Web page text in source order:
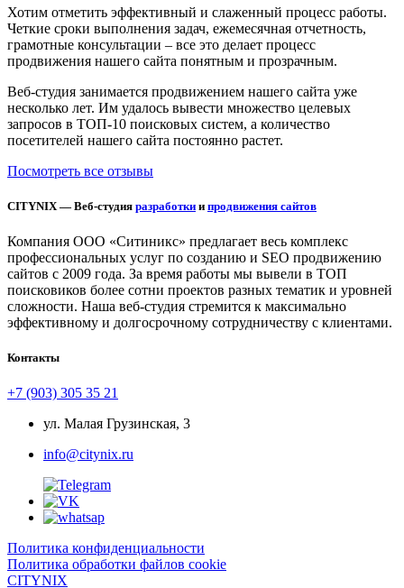
Хотим отметить эффективный и слаженный процесс работы.
Четкие сроки выполнения задач, ежемесячная отчетность,
грамотные консультации – все это делает процесс
продвижения нашего сайта понятным и прозрачным.
Веб-студия занимается продвижением нашего сайта уже
несколько лет. Им удалось вывести множество целевых
запросов в ТОП-10 поисковых систем, а количество
посетителей нашего сайта постоянно растет.
Посмотреть все отзывы
CITYNIX — Веб-студия разработки и продвижения сайтов
Компания ООО «Ситиникс» предлагает весь комплекс
профессиональных услуг по созданию и SEO продвижению
сайтов с 2009 года. За время работы мы вывели в ТОП
поисковиков более сотни проектов разных тематик и уровней
сложности. Наша веб-студия стремится к максимально
эффективному и долгосрочному сотрудничеству с клиентами.
Контакты
+7 (903) 305 35 21
ул. Малая Грузинская, 3
info@citynix.ru
Политика конфиденциальности
Политика обработки файлов cookie
CITYNIX